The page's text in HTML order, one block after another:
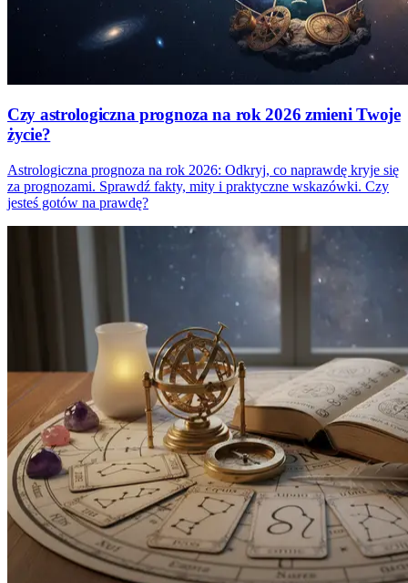
Czy astrologiczna prognoza na rok 2026 zmieni Twoje
życie?
Astrologiczna prognoza na rok 2026: Odkryj, co naprawdę kryje się
za prognozami. Sprawdź fakty, mity i praktyczne wskazówki. Czy
jesteś gotów na prawdę?